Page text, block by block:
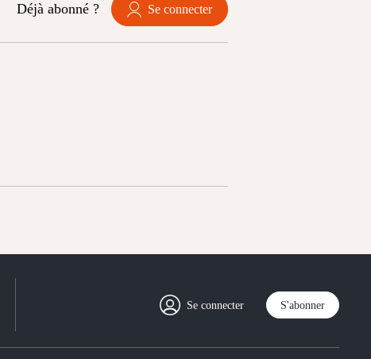
Déjà abonné ? Se connecter
Se connecter S'abonner